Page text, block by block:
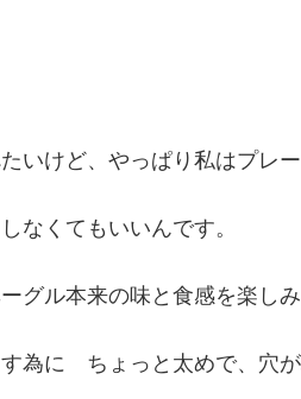
いけど、やっぱり私はプレー
なくてもいいんです。
ル本来の味と食感を楽しみ
為に ちょっと太めで、穴